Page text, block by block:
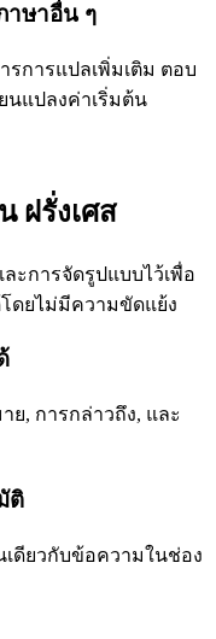
ษาอื่น ๆ
การแปลเพิ่มเติม ตอบ
นแปลงค่าเริ่มต้น
ฝรั่งเศส
ะการจัดรูปแบบไว้เพื่อ
ดยไม่มีความขัดแย้ง
ย, การกล่าวถึง, และ
ติ
ดียวกับข้อความในช่อง